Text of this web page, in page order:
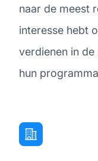
naar de meest
interesse hebt
verdienen in
hun